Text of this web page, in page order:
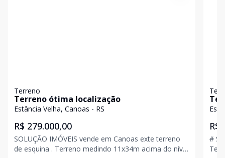
Terreno
Terreno ótima localização
Estância Velha, Canoas - RS
R$ 279.000,00
SOLUÇÃO IMÓVEIS vende em Canoas exte terreno
de esquina . Terreno medindo 11x34m acima do nível
R$
#